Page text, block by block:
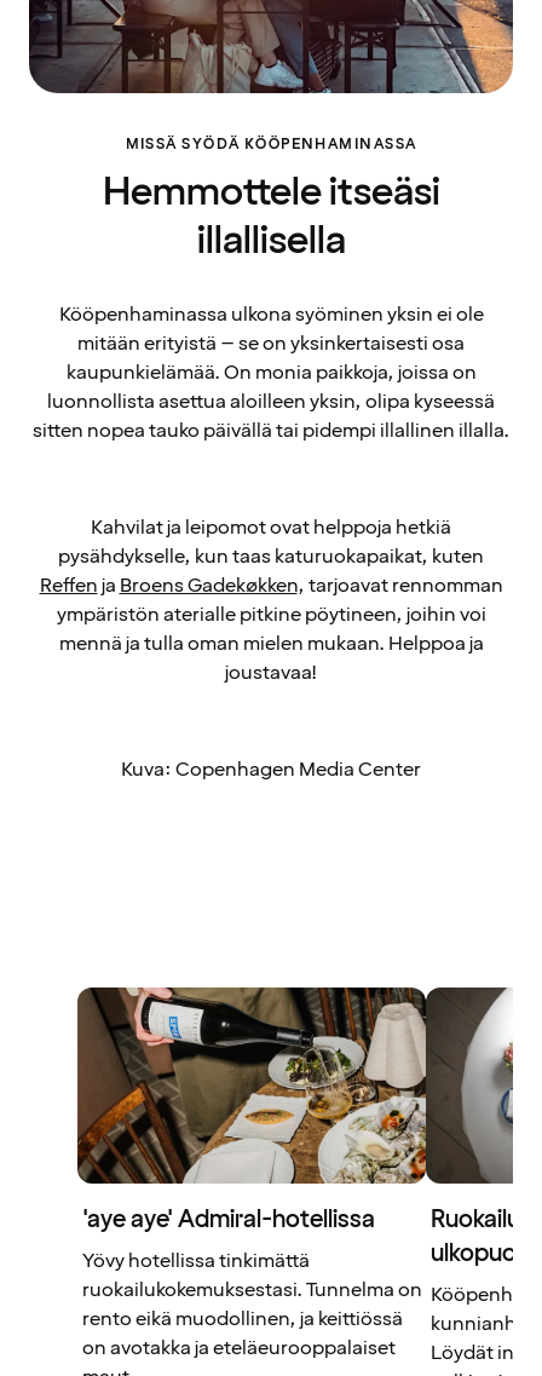
MISSÄ SYÖDÄ KÖÖPENHAMINASSA
Hemmottele itseäsi
illallisella
Kööpenhaminassa ulkona syöminen yksin ei ole
mitään erityistä – se on yksinkertaisesti osa
kaupunkielämää. On monia paikkoja, joissa on
luonnollista asettua aloilleen yksin, olipa kyseessä
sitten nopea tauko päivällä tai pidempi illallinen illalla.
Kahvilat ja leipomot ovat helppoja hetkiä
pysähdykselle, kun taas katuruokapaikat, kuten
Reffenja Broens Gadekøkken, tarjoavat rennomman
ympäristön aterialle pitkine pöytineen, joihin voi
mennä ja tulla oman mielen mukaan. Helppoa ja
joustavaa!
Kuva: Copenhagen Media Center
'aye aye' ​​Admiral-hotellissa
Yövy hotellissa tinkimättä
ruokailukokemuksestasi. Tunnelma on
rento eikä muodollinen, ja keittiössä
on avotakka ja eteläeurooppalaiset
Löydät